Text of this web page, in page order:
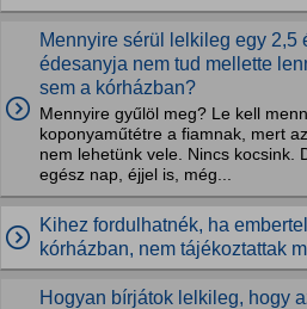
Mennyire sérül lelkileg egy 2,5
édesanyja nem tud mellette
sem a kórházban?
Mennyire gyűlöl meg? Le kell
koponyaműtétre a fiamnak, mert
nem lehetünk vele. Nincs kocsink.
egész nap, éjjel is, még...
Kihez fordulhatnék, ha
kórházban, nem tájékoztattak
Hogyan bírjátok lelkileg, hogy